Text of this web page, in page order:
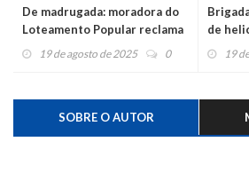
De madrugada: moradora do
Loteamento Popular reclama
do horário de transporte
para paciente
19 de agosto de 2025 0
de
19
SOBRE O AUTOR